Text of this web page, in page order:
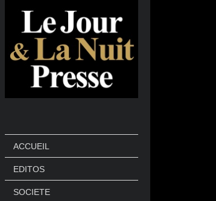
ACCUEIL
EDITOS
SOCIETE